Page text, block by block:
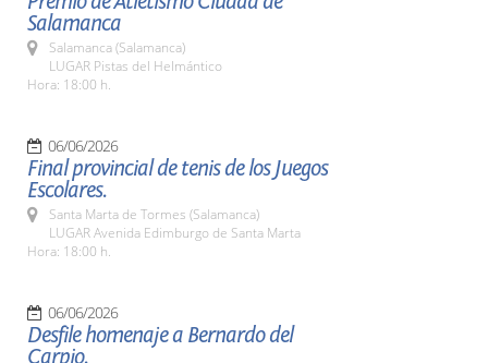
Salamanca
Salamanca (Salamanca)
LUGAR Pistas del Helmántico
Hora: 18:00 h.
06/06/2026
Final provincial de tenis de los Juegos
Escolares.
Santa Marta de Tormes (Salamanca)
LUGAR Avenida Edimburgo de Santa Marta
Hora: 18:00 h.
06/06/2026
Desfile homenaje a Bernardo del
Carpio.